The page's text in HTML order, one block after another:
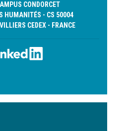
CONDORCET
HUMANITÉS - CS 50004
CEDEX - FRANCE